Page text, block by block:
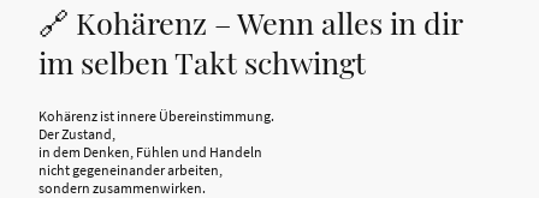
🔗 Kohärenz – Wenn alles in dir
im selben Takt schwingt
Kohärenz ist innere Übereinstimmung.
Der Zustand,
in dem Denken, Fühlen und Handeln
nicht gegeneinander arbeiten,
sondern zusammenwirken.